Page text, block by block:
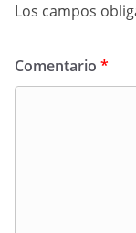
Los campos
Comentario *